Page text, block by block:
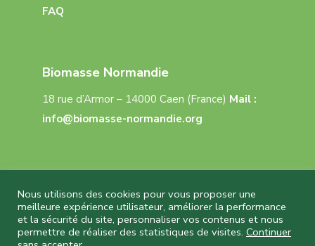
FAQ
Biomasse Normandie
18 rue d’Armor – 14000 Caen (France) Mail :
info@biomasse-normandie.org
Biomasse Normandie © 2026 Tous droits réservés
– RéalisationCapture Communication –
Nous utilisons des cookies pour vous proposer une
meilleure expérience utilisateur, améliorer la performance
et la sécurité du site, personnaliser vos contenus et nous
permettre de réaliser des statistiques de visites. Continuer